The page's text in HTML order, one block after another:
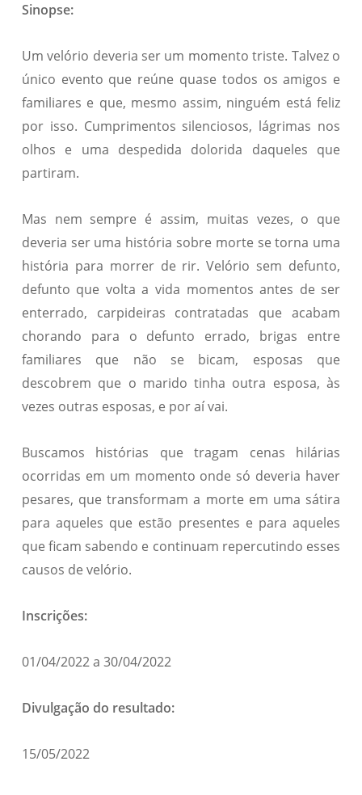
Sinopse:
Um velório deveria ser um momento triste. Talvez o
único evento que reúne quase todos os amigos e
familiares e que, mesmo assim, ninguém está feliz
por isso. Cumprimentos silenciosos, lágrimas nos
olhos e uma despedida dolorida daqueles que
partiram.
Mas nem sempre é assim, muitas vezes, o que
deveria ser uma história sobre morte se torna uma
história para morrer de rir. Velório sem defunto,
defunto que volta a vida momentos antes de ser
enterrado, carpideiras contratadas que acabam
chorando para o defunto errado, brigas entre
familiares que não se bicam, esposas que
descobrem que o marido tinha outra esposa, às
vezes outras esposas, e por aí vai.
Buscamos histórias que tragam cenas hilárias
ocorridas em um momento onde só deveria haver
pesares, que transformam a morte em uma sátira
para aqueles que estão presentes e para aqueles
que ficam sabendo e continuam repercutindo esses
causos de velório.
Inscrições:
01/04/2022 a 30/04/2022
Divulgação do resultado:
15/05/2022